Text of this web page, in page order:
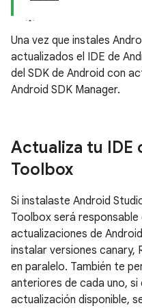
Una vez que instales
actualizados el IDE de
del SDK de Android con
Android SDK Manager.
Actualiza tu IDE
Toolbox
Si instalaste Android
Toolbox será
actualizaciones de
instalar versiones canary,
en paralelo. También te
anteriores de cada uno, si
actualización disponible,